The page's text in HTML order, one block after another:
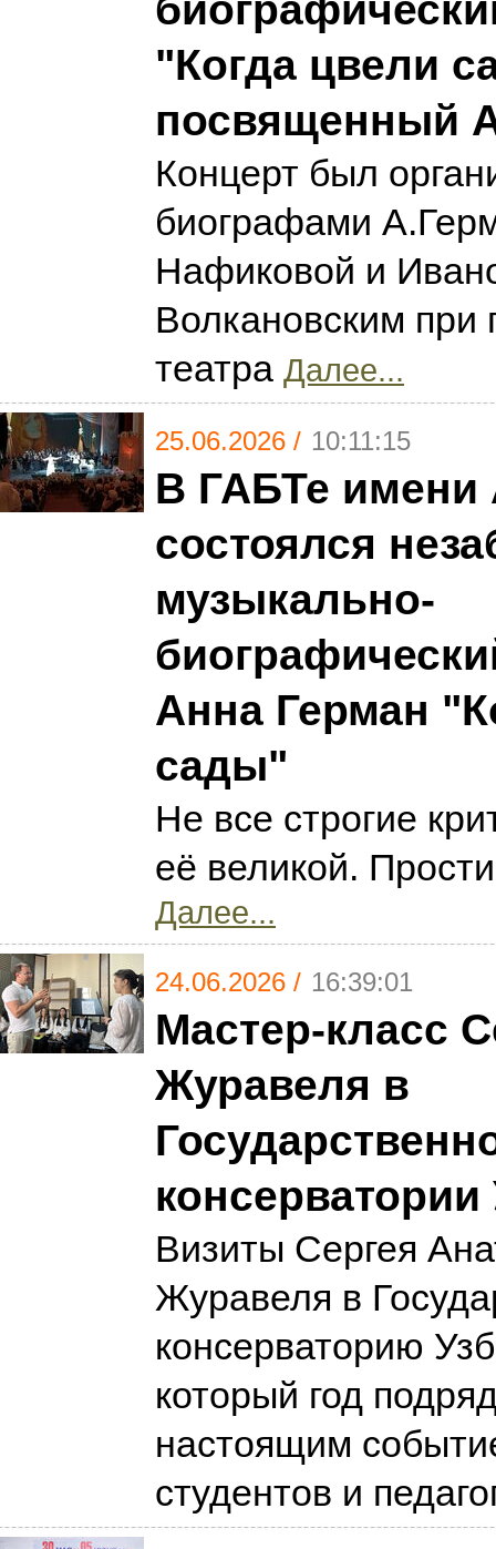
"Когда цвели
посвященный
Концерт был
биографами
Нафиковой и
Волкановским при
театра Далее...
25.06.2026 / 10:11:15
В ГАБТе имени
состоялся
музыкально-
Анна Герман
сады"
Не все строгие
её великой.
Далее...
24.06.2026 / 16:39:01
Мастер-класс
Журавеля в
консерватории
Визиты Сергея
Журавеля в
консерваторию
который год
настоящим
студентов и